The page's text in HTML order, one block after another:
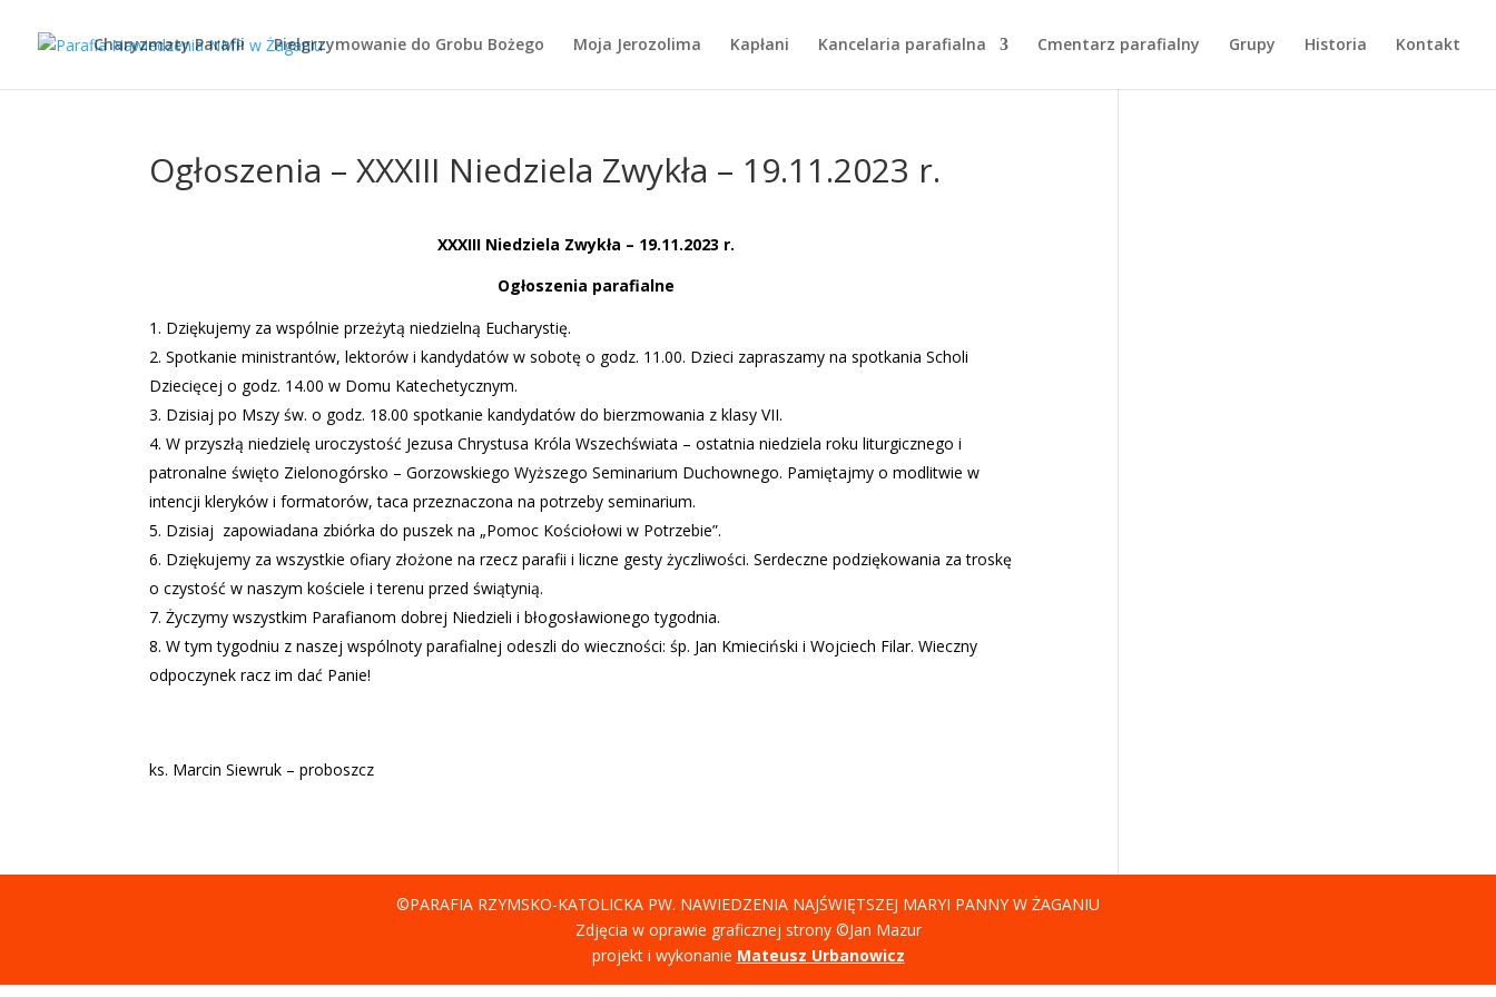
Charyzmaty Parafii Pielgrzymowanie do Grobu Bożego Moja Jerozolima Kapłani Kancelaria parafialna Cmentarz parafialny Grupy Historia Kontakt
Ogłoszenia – XXXIII Niedziela Zwykła – 19.11.2023 r.
XXXIII Niedziela Zwykła – 19.11.2023 r.
Ogłoszenia parafialne
Dziękujemy za wspólnie przeżytą niedzielną Eucharystię.
Spotkanie ministrantów, lektorów i kandydatów w sobotę o godz. 11.00. Dzieci zapraszamy na spotkania Scholi
Dziecięcej o godz. 14.00 w Domu Katechetycznym.
Dzisiaj po Mszy św. o godz. 18.00 spotkanie kandydatów do bierzmowania z klasy VII.
W przyszłą niedzielę uroczystość Jezusa Chrystusa Króla Wszechświata – ostatnia niedziela roku liturgicznego i
patronalne święto Zielonogórsko – Gorzowskiego Wyższego Seminarium Duchownego. Pamiętajmy o modlitwie w
intencji kleryków i formatorów, taca przeznaczona na potrzeby seminarium.
Dzisiaj zapowiadana zbiórka do puszek na „Pomoc Kościołowi w Potrzebie”.
Dziękujemy za wszystkie ofiary złożone na rzecz parafii i liczne gesty życzliwości. Serdeczne podziękowania za troskę
o czystość w naszym kościele i terenu przed świątynią.
Życzymy wszystkim Parafianom dobrej Niedzieli i błogosławionego tygodnia.
W tym tygodniu z naszej wspólnoty parafialnej odeszli do wieczności: śp. Jan Kmieciński i Wojciech Filar. Wieczny
odpoczynek racz im dać Panie!
ks. Marcin Siewruk – proboszcz
©PARAFIA RZYMSKO-KATOLICKA PW. NAWIEDZENIA NAJŚWIĘTSZEJ MARYI PANNY W ŻAGANIU
Zdjęcia w oprawie graficznej strony ©Jan Mazur
projekt i wykonanie Mateusz Urbanowicz